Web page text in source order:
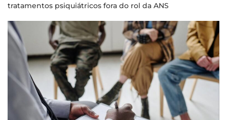
tratamentos psiquiátricos fora do rol da ANS